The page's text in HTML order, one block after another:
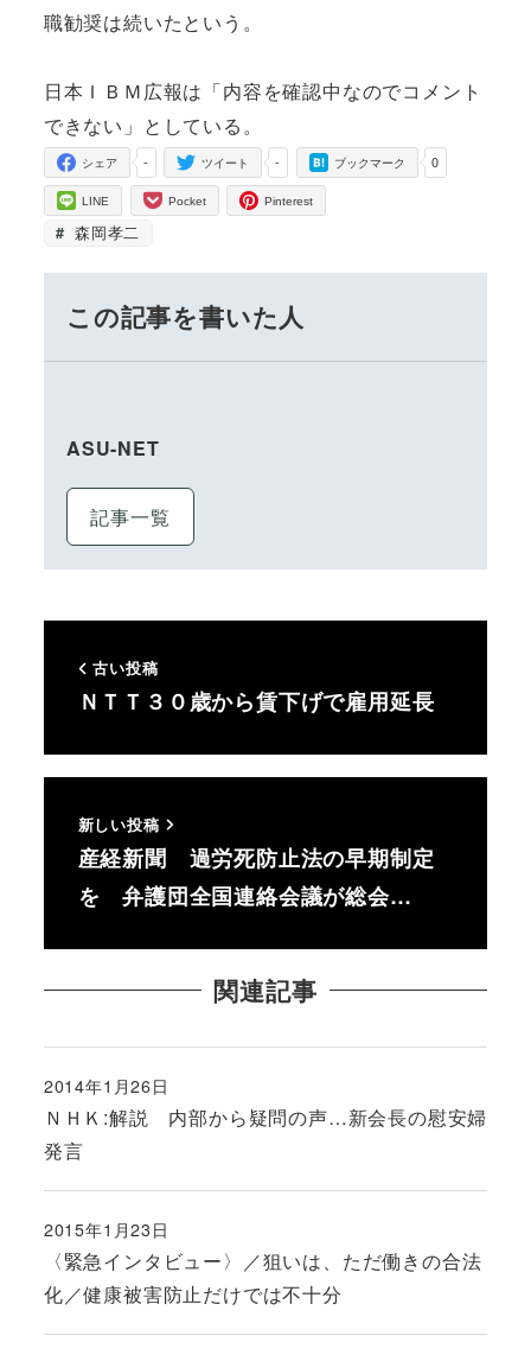
職勧奨は続いたという。
日本ＩＢＭ広報は「内容を確認中なのでコメント
できない」としている。
-
シェア -
ツイート 0
ブックマーク
LINE Pocket Pinterest
森岡孝二
この記事を書いた人
ASU-NET
記事一覧
古い投稿
ＮＴＴ３０歳から賃下げで雇用延長
新しい投稿
産経新聞 過労死防止法の早期制定
を 弁護団全国連絡会議が総会…
関連記事
ＮＨＫ:解説 内部から疑問の声…新会長の慰安婦
発言
投稿日
2014年1月26日
〈緊急インタビュー〉／狙いは、ただ働きの合法
化／健康被害防止だけでは不十分
投稿日
2015年1月23日